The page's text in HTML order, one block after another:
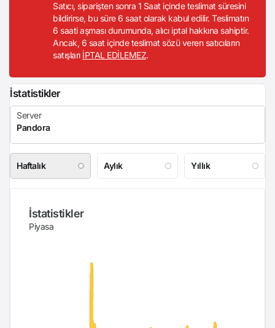
Satıcı, siparişten sonra 1 Saat içinde teslimat süresini
bildirirse, bu süre 6 saat olarak kabul edilir. Teslimatın
6 saati aşması durumunda, alıcı iptal hakkına sahiptir.
Ancak, 6 saat içinde teslimat sözü veren satıcıların
satışları İPTAL EDİLEMEZ.
İstatistikler
Haftalık Aylık Yıllık
İstatistikler
Piyasa